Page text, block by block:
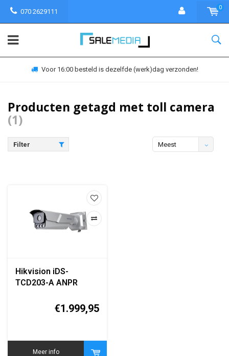
070 2629111
0
Voor 16:00 besteld is dezelfde (werk)dag verzonden!
Producten getagd met toll camera
(1)
Filter
Meest
Hikvision iDS-
TCD203-A ANPR
Detection Camera
€1.999,95
Meer info